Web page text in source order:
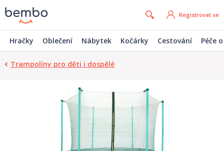
Registrovat se
Hračky Oblečení Nábytek Kočárky Cestování Péče
Trampolíny pro děti i dospělé